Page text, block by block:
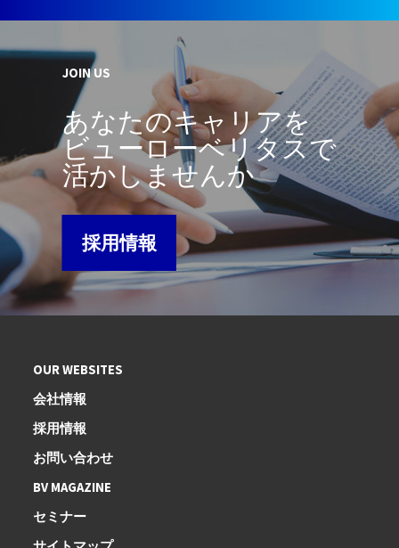
JOIN US
あなたのキャリアを
ビューローベリタスで
活かしませんか
採用情報
OUR WEBSITES
会社情報
採用情報
お問い合わせ
BV MAGAZINE
セミナー